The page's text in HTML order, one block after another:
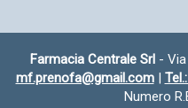
Farmacia Centrale Srl -
mf.prenofa@gmail.com|
Numero